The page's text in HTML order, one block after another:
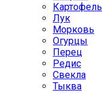
Картофель
Лук
Морковь
Огурцы
Перец
Редис
Свекла
Тыква